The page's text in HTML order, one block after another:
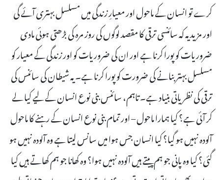
کرے تو انسان کے ماحول اور معیارِ زندگی میں مسلسل بہتری آئے گی
اور مزید یہ کہ سائنسی ترقی کا مقصد لوگوں کی روز مرہ کی بڑھتی ہوئی مادی
ضروریات کو پورا کرنا ہے اور ان کی ضروریات کو اور زندگی کے معیار کو
مسلسل بہتر بنانے کی ضرورت کو پورا کرنا ہے۔ یہ شیطان کی سائنس کی
ترقی کی نظریاتی بنیاد ہے۔ تاہم، سائنس بنی نوع انسان کے لیے کیا لے
کر آئی ہے؟ کیا ہمارا ماحول – اور تمام بنی نوع انسان کے رہنے کا ماحول
آلودہ نہیں ہو گیا؟ کیا انسان جس ہوا میں سانس لیتا ہے وہ آلودہ نہیں ہو
گئی؟ کیا وہ پانی جو ہم پیتے ہیں آلودہ نہیں ہوا؟ وہ کھانا جو ہم کھاتے ہیں کیا